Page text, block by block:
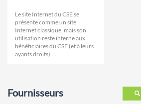
Le site Internet du CSE se
présente comme un site
Internet classique, mais son
utilisation reste interne aux
bénéficiaires du CSE (et à leurs
ayants droits)....
Fournisseurs